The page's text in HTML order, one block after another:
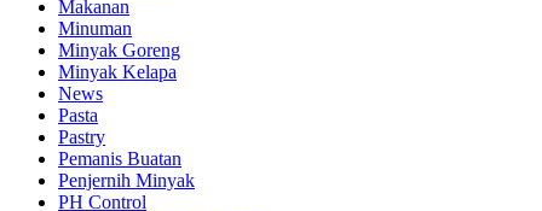
Makanan
Minuman
Minyak Goreng
Minyak Kelapa
News
Pasta
Pastry
Pemanis Buatan
Penjernih Minyak
PH Control